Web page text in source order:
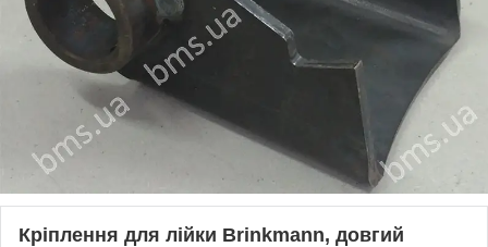
Кріплення для лійки Brinkmann, довгий